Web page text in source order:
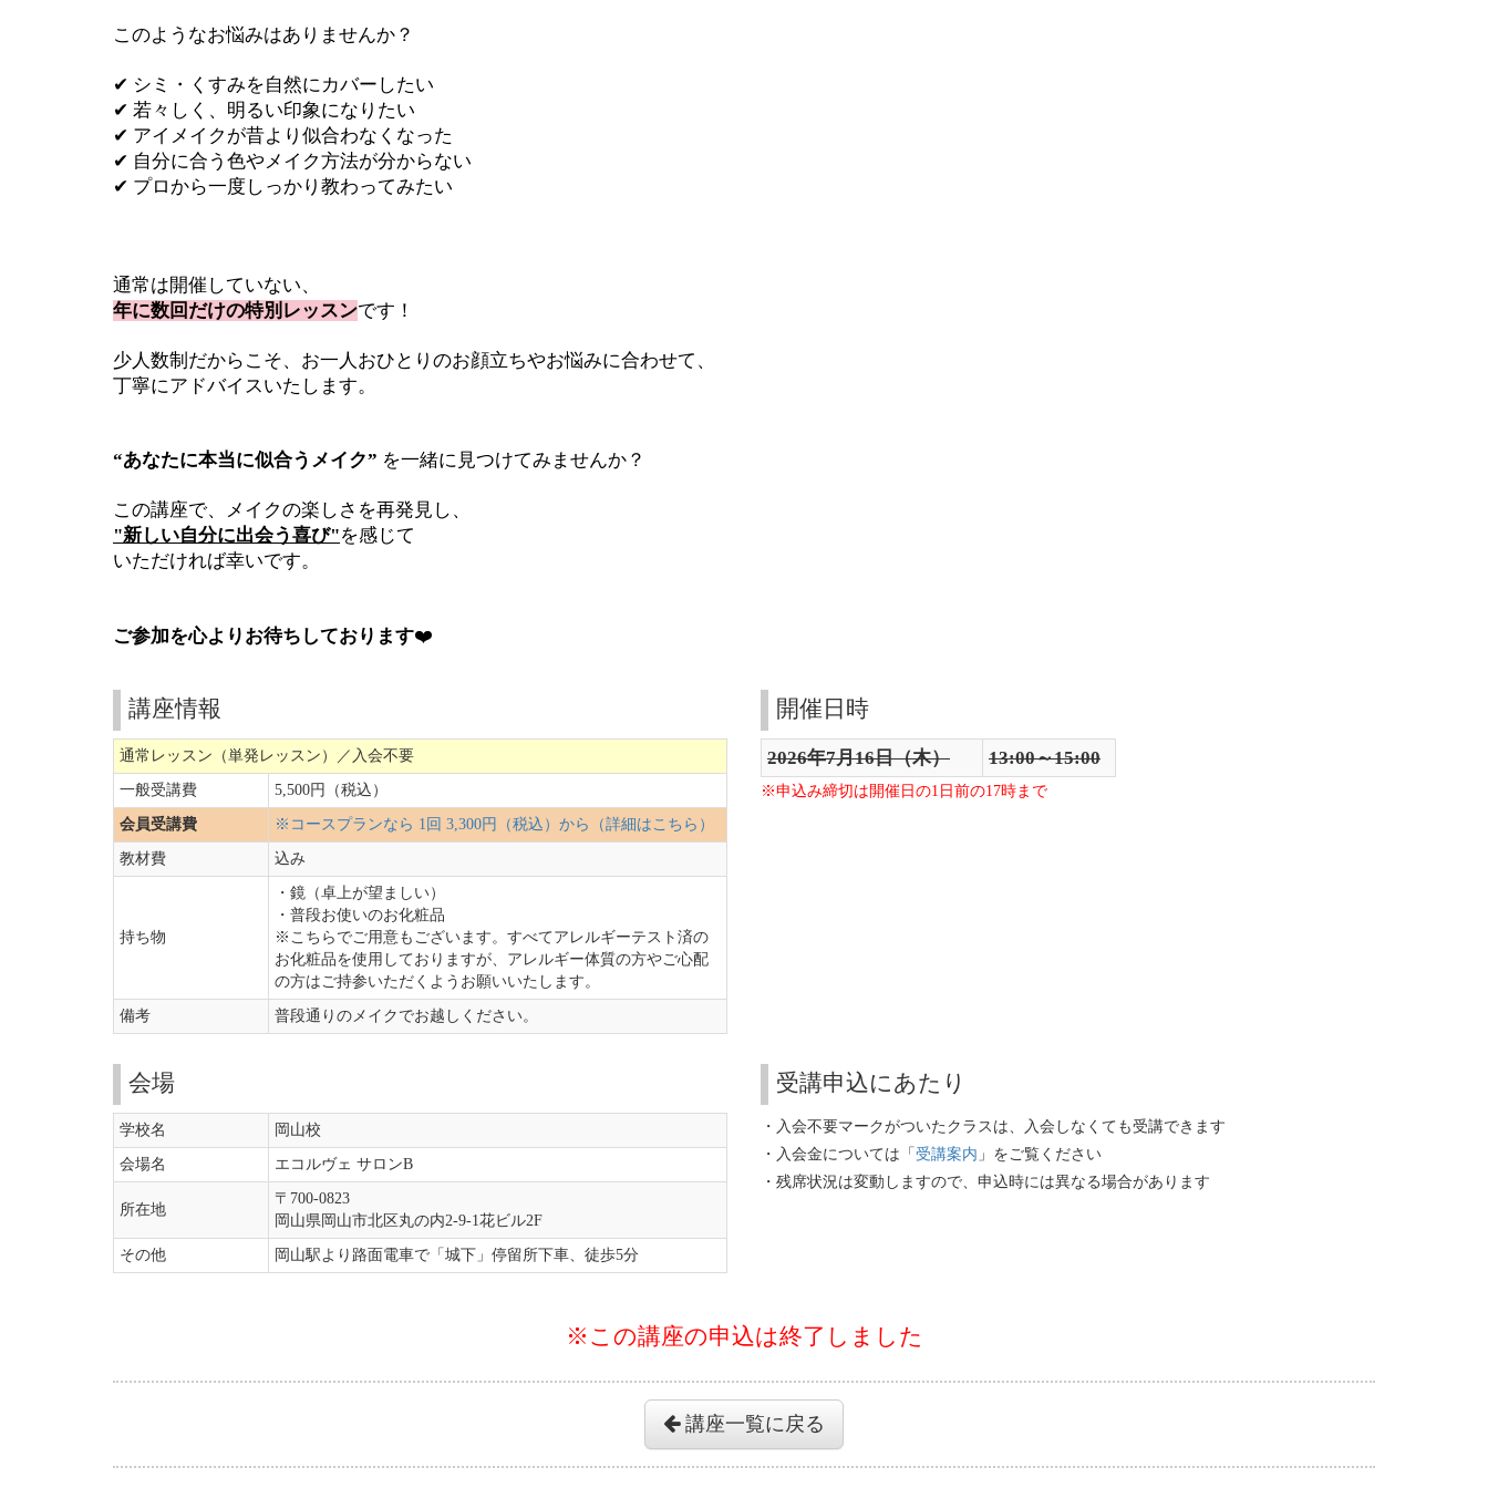
このようなお悩みはありませんか？
✔ シミ・くすみを自然にカバーしたい
✔ 若々しく、明るい印象になりたい
✔ アイメイクが昔より似合わなくなった
✔ 自分に合う色やメイク方法が分からない
✔ プロから一度しっかり教わってみたい
通常は開催していない、
年に数回だけの特別レッスンです！
少人数制だからこそ、お一人おひとりのお顔立ちやお悩みに合わせて、
丁寧にアドバイスいたします。
“あなたに本当に似合うメイク” を一緒に見つけてみませんか？
この講座で、メイクの楽しさを再発見し、
"新しい自分に出会う喜び"を感じて
いただければ幸いです。
ご参加を心よりお待ちしております❤️
講座情報
通常レッスン（単発レッスン）／入会不要
一般受講費 5,500円（税込）
会員受講費 ※コースプランなら 1回 3,300円（税込）から（詳細はこちら）
教材費 込み
持ち物
・鏡（卓上が望ましい）
・普段お使いのお化粧品
※こちらでご用意もございます。すべてアレルギーテスト済の
お化粧品を使用しておりますが、アレルギー体質の方やご心配
の方はご持参いただくようお願いいたします。
備考 普段通りのメイクでお越しください。
開催日時
2026年7月16日（木） 13:00～15:00
※申込み締切は開催日の1日前の17時まで
会場
学校名 岡山校
会場名 エコルヴェ サロンB
所在地
〒700-0823
岡山県岡山市北区丸の内2-9-1花ビル2F
その他 岡山駅より路面電車で「城下」停留所下車、徒歩5分
受講申込にあたり
・入会不要マークがついたクラスは、入会しなくても受講できます
・入会金については「 受講案内 」をご覧ください
・残席状況は変動しますので、申込時には異なる場合があります
※この講座の申込は終了しました
講座一覧に戻る